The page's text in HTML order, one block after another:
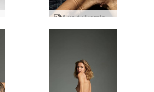
Alya fullkomlega myndhögguð